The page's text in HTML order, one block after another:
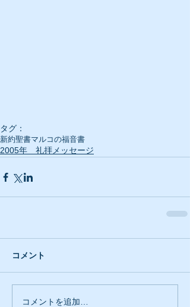
タグ：
新約聖書マルコの福音書
2005年 礼拝メッセージ
コメント
コメントを追加…